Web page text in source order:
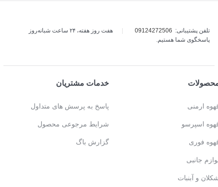
تلفن پشتیبانی: 09124272506
|
هفت روز هفته، ۲۴ ساعت شبانه‌روز
پاسخگوی شما هستیم.
ارمنی
اسپرسو
فوری
جانبی
و آبنبات
خدمات مشتریان
پاسخ به پرسش های متداول
شرایط مرجوعی محصول
گزارش باگ